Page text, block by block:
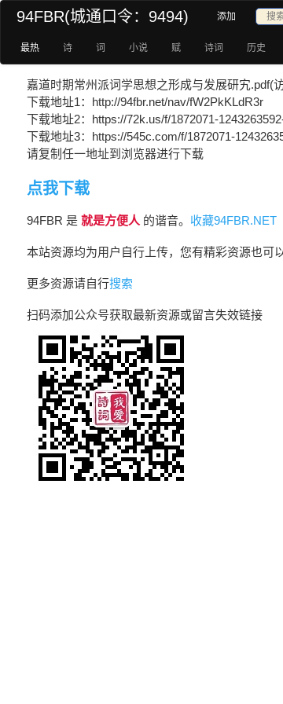
94FBR(城通口令：9494) 添加
最热 诗 词 小说 赋 诗词 历史
嘉道时期常州派词学思想之形成与发展研宄.pdf(
下载地址1：http://94fbr.net/nav/fW2PkKLdR3r
下载地址2：https://72k.us/f/1872071-
下载地址3：https://545c.com/f/1872071-
请复制任一地址到浏览器进行下载
点我下载
94FBR 是 就是方便人 的谐音。 收藏94FBR.NET
本站资源均为用户自行上传，您有精彩资源也可
更多资源请自行搜索
扫码添加公众号获取最新资源或留言失效链接